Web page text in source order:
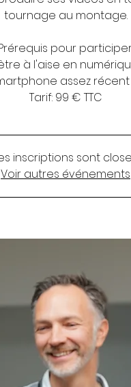
tournage au montage.
pour
à l'aise en
assez
Tarif: 99 € TTC
inscriptions sont
Voir autres événements